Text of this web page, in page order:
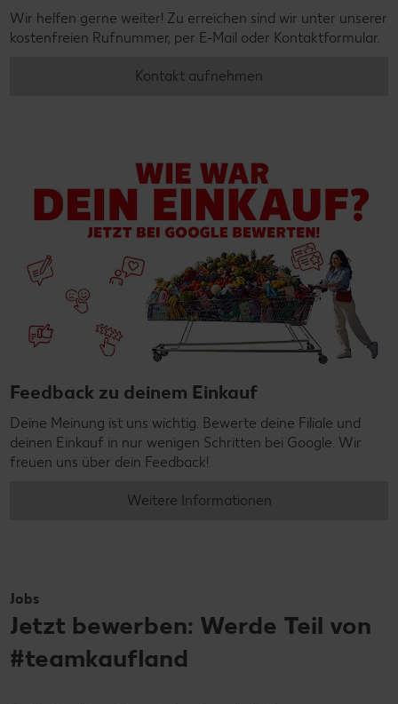
Wir helfen gerne weiter! Zu erreichen sind wir unter unserer
kostenfreien Rufnummer, per E-Mail oder Kontaktformular.
Kontakt aufnehmen
Feedback zu deinem Einkauf
Deine Meinung ist uns wichtig. Bewerte deine Filiale und
deinen Einkauf in nur wenigen Schritten bei Google. Wir
freuen uns über dein Feedback!
Weitere Informationen
Jobs
Jetzt bewerben: Werde Teil von
#teamkaufland